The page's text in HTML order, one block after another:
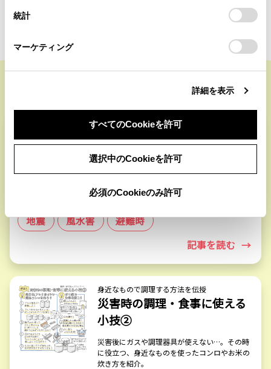
設定の変更、同意を撤回したりするにあたっては、当社の
「Cookie（クッキー）情報の取り扱いについて
」をご覧くだ
統計
マーケティング
詳細を表示
すべてのCookieを許可
選択中のCookieを許可
必須のCookieのみ許可
身近なものでお皿を作る方法を伝授
災害時の調理・食事に使える
小技①
地震や水害の被害を受け使えるお皿が１枚もな
い…。その時に役立つ、身近なものでお皿を作
る方法を紹介。
地震 風水害
避難時
記事を読む →
身近なもので調理する方法を伝授
災害時の調理・食事に使える
小技②
災害後にガスや調理器具が使えない…。その時
に役立つ、身近なものを使ったコンロやお米の
炊き方を紹介。